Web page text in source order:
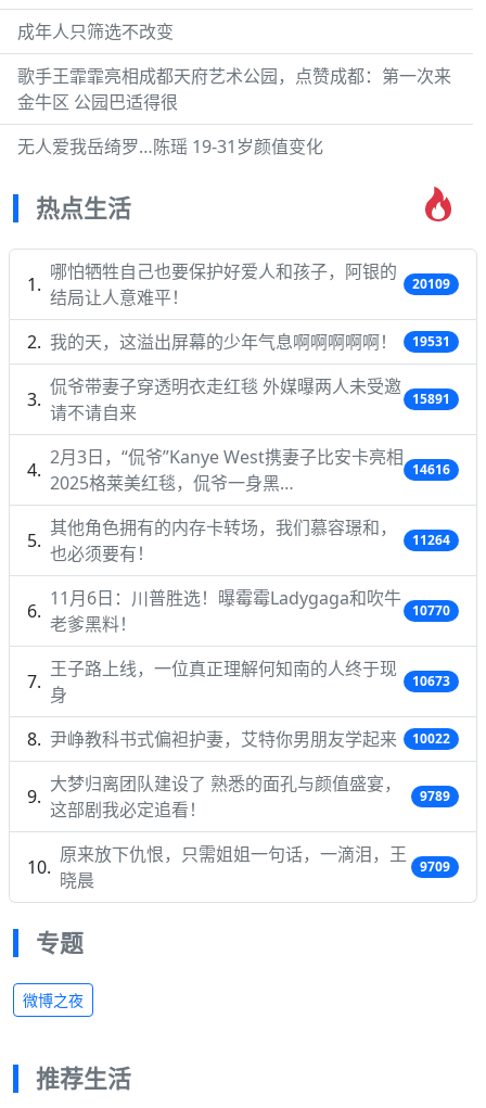
成年人只筛选不改变
歌手王霏霏亮相成都天府艺术公园，点赞成都：第一次来
金牛区 公园巴适得很
无人爱我岳绮罗…陈瑶 19-31岁颜值变化
热点生活
哪怕牺牲自己也要保护好爱人和孩子，阿银的
结局让人意难平！
20109
我的天，这溢出屏幕的少年气息啊啊啊啊啊！ 19531
侃爷带妻子穿透明衣走红毯 外媒曝两人未受邀
请不请自来
15891
2月3日，“侃爷”Kanye West携妻子比安卡亮相
2025格莱美红毯，侃爷一身黑…
14616
其他角色拥有的内存卡转场，我们慕容璟和，
也必须要有！
11264
11月6日：川普胜选！曝霉霉Ladygaga和吹牛
老爹黑料！
10770
王子路上线，一位真正理解何知南的人终于现
身
10673
尹峥教科书式偏袒护妻，艾特你男朋友学起来 10022
大梦归离团队建设了 熟悉的面孔与颜值盛宴，
这部剧我必定追看！
9789
原来放下仇恨，只需姐姐一句话，一滴泪，王
晓晨
9709
专题
微博之夜
推荐生活